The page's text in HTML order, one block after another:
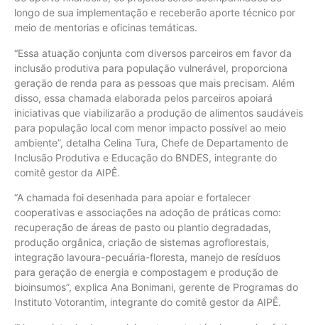
longo de sua implementação e receberão aporte técnico por
meio de mentorias e oficinas temáticas.
“Essa atuação conjunta com diversos parceiros em favor da
inclusão produtiva para população vulnerável, proporciona
geração de renda para as pessoas que mais precisam. Além
disso, essa chamada elaborada pelos parceiros apoiará
iniciativas que viabilizarão a produção de alimentos saudáveis
para população local com menor impacto possível ao meio
ambiente”, detalha Celina Tura, Chefe de Departamento de
Inclusão Produtiva e Educação do BNDES, integrante do
comitê gestor da AIPÊ.
“A chamada foi desenhada para apoiar e fortalecer
cooperativas e associações na adoção de práticas como:
recuperação de áreas de pasto ou plantio degradadas,
produção orgânica, criação de sistemas agroflorestais,
integração lavoura-pecuária-floresta, manejo de resíduos
para geração de energia e compostagem e produção de
bioinsumos”, explica Ana Bonimani, gerente de Programas do
Instituto Votorantim, integrante do comitê gestor da AIPÊ.